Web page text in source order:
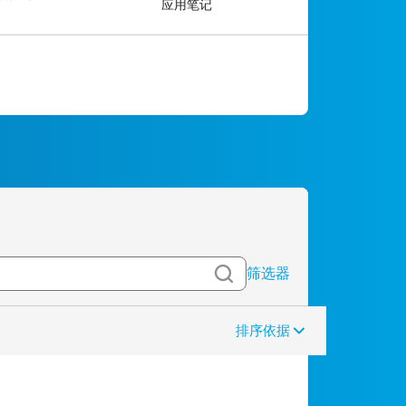
应用笔记
筛选器
排序依据